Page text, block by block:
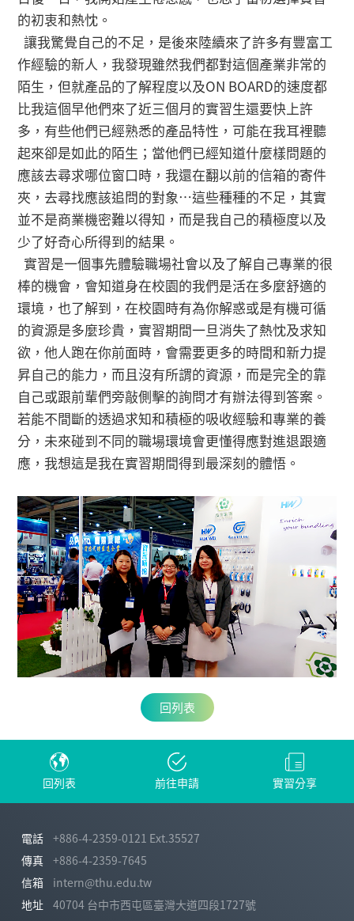
的初衷和熱忱。
讓我驚覺自己的不足，是後來陸續來了許多有豐富工
作經驗的新人，我發現雖然我們都對這個產業非常的
陌生，但就產品的了解程度以及ON BOARD的速度都
比我這個早他們來了近三個月的實習生還要快上許
多，有些他們已經熟悉的產品特性，可能在我耳裡聽
起來卻是如此的陌生；當他們已經知道什麼樣問題的
應該去尋求哪位窗口時，我還在翻以前的信箱的寄件
夾，去尋找應該追問的對象…這些種種的不足，其實
並不是商業機密難以得知，而是我自己的積極度以及
少了好奇心所得到的結果。
實習是一個事先體驗職場社會以及了解自己專業的很
棒的機會，會知道身在校園的我們是活在多麼舒適的
環境，也了解到，在校園時有為你解惑或是有機可循
的資源是多麼珍貴，實習期間一旦消失了熱忱及求知
欲，他人跑在你前面時，會需要更多的時間和新力提
昇自己的能力，而且沒有所謂的資源，而是完全的靠
自己或跟前輩們旁敲側擊的詢問才有辦法得到答案。
若能不間斷的透過求知和積極的吸收經驗和專業的養
分，未來碰到不同的職場環境會更懂得應對進退跟適
應，我想這是我在實習期間得到最深刻的體悟。
回列表
回列表 前往申請 實習分享
電話
+886-4-2359-0121 Ext.35527
傳真
+886-4-2359-7645
信箱
intern@thu.edu.tw
地址
40704 台中市西屯區臺灣大道四段1727號